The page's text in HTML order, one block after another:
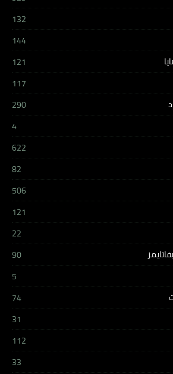
132
144
121
117
290
4
622
82
506
121
22
90
5
74
31
112
33